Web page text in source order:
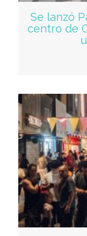
Se lanzó
centro de